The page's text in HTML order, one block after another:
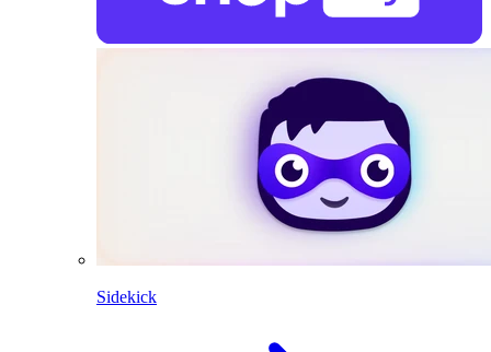
Sidekick